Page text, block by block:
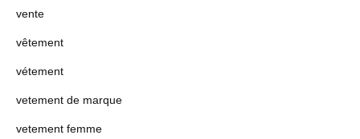
vente
vêtement
vétement
vetement de marque
vetement femme